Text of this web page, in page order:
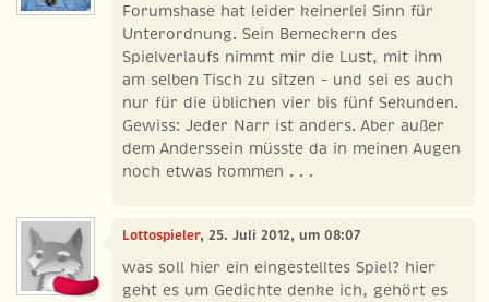
Forumshase hat leider keinerlei Sinn für
Unterordnung. Sein Bemeckern des
Spielverlaufs nimmt mir die Lust, mit ihm
am selben Tisch zu sitzen - und sei es auch
nur für die üblichen vier bis fünf Sekunden.
Gewiss: Jeder Narr ist anders. Aber außer
dem Anderssein müsste da in meinen Augen
noch etwas kommen . . .
Lottospieler, 25. Juli 2012, um 08:07
was soll hier ein eingestelltes Spiel? hier
geht es um Gedichte denke ich, gehört es